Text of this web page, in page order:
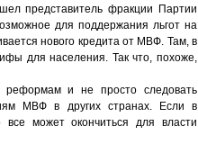
представитель фракции Партии
для поддержания льгот на
нового кредита от МВФ. Там, в
для населения. Так что, похоже,
и не просто следовать
МВФ в других странах. Если в
может окончиться для власти